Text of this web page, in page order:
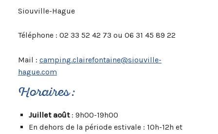
Siouville-Hague
Téléphone : 02 33 52 42 73 ou 06 31 45 89 22
Mail : camping.clairefontaine@siouville-
hague.com
Horaires :
Juillet août: 9h00-19h00
En dehors de la période estivale : 10h-12h et